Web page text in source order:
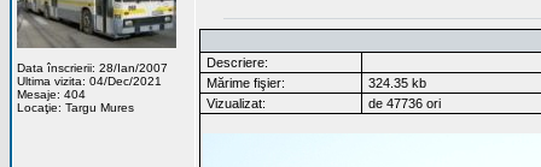
Data înscrierii: 28/Ian/2007
Ultima vizita: 04/Dec/2021
Mesaje: 404
Locaţie: Targu Mures
Descriere:
Mărime fişier:
324.35 kb
Vizualizat:
de 47736 ori